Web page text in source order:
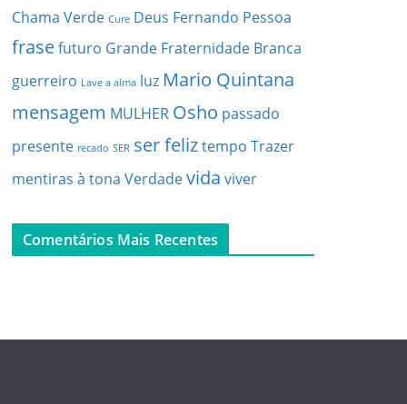
Chama Verde Cure Deus Fernando Pessoa
frasefuturo Grande Fraternidade Branca
guerreiro Lave a alma luz Mario Quintana
mensagem MULHER Osho passado
presente recado SER ser feliztempo Trazer
mentiras à tona Verdadevida viver
Comentários Mais Recentes